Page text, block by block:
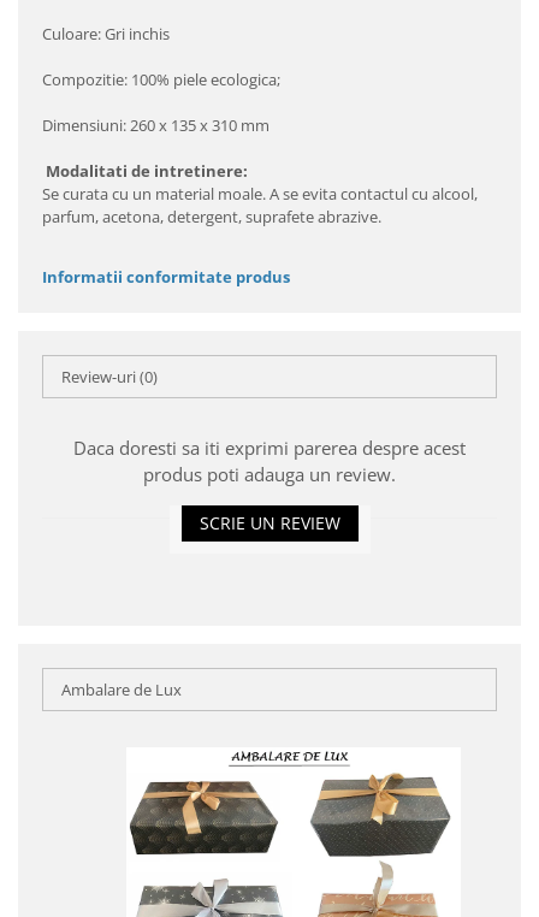
Culoare: Gri inchis
Compozitie: 100% piele ecologica;
Dimensiuni: 260 x 135 x 310 mm
Modalitati de intretinere:
Se curata cu un material moale. A se evita contactul cu alcool,
parfum, acetona, detergent, suprafete abrazive.
Informatii conformitate produs
Review-uri(0)
Daca doresti sa iti exprimi parerea despre acest
produs poti adauga un review.
SCRIE UN REVIEW
Ambalare de Lux